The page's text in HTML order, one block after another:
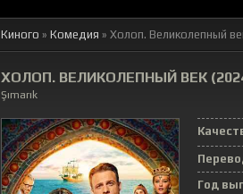
Киного » Комедия » Холоп. Великолепный
ХОЛОП. ВЕЛИКОЛЕПНЫЙ ВЕК
Şımarık
Год